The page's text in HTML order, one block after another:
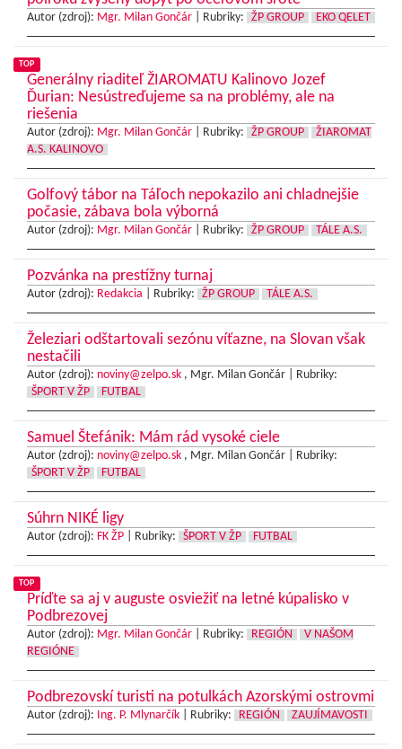
Autor (zdroj): Mgr. Milan Gončár Rubriky: ŽP GROUP EKO QELET
TOP
Generálny riaditeľ ŽIAROMATU Kalinovo Jozef
Ďurian: Nesústreďujeme sa na problémy, ale na
riešenia
Autor (zdroj): Mgr. Milan Gončár Rubriky: ŽP GROUP
ŽIAROMAT
A.S. KALINOVO
Golfový tábor na Táľoch nepokazilo ani chladnejšie
počasie, zábava bola výborná
Autor (zdroj): Mgr. Milan Gončár Rubriky: ŽP GROUP TÁLE A.S.
Pozvánka na prestížny turnaj
Autor (zdroj): Redakcia Rubriky: ŽP GROUP TÁLE A.S.
Železiari odštartovali sezónu víťazne, na Slovan však
nestačili
Autor (zdroj): noviny@zelpo.sk , Mgr. Milan Gončár |
Rubriky:
ŠPORT V ŽP
FUTBAL
Samuel Štefánik: Mám rád vysoké ciele
Autor (zdroj): noviny@zelpo.sk , Mgr. Milan Gončár |
Rubriky:
ŠPORT V ŽP
FUTBAL
Súhrn NIKÉ ligy
Autor (zdroj): FK ŽP Rubriky: ŠPORT V ŽP FUTBAL
TOP
Príďte sa aj v auguste osviežiť na letné kúpalisko v
Podbrezovej
Autor (zdroj): Mgr. Milan Gončár Rubriky: REGIÓN
V NAŠOM
REGIÓNE
Podbrezovskí turisti na potulkách Azorskými ostrovmi
Autor (zdroj): Ing. P. Mlynarčík Rubriky: REGIÓN ZAUJÍMAVOSTI